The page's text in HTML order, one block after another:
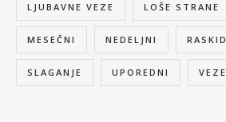
LJUBAVNE VEZE LOŠE STRANE
MESEČNI NEDELJNI RASKID
SLAGANJE UPOREDNI VEZE